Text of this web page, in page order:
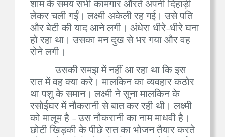
शाम के समय सभी कामगार औरते अपनी दिहाड़ी
लेकर चली गईं। लक्ष्मी अकेली रह गई। उसे पति
और बेटी की याद आने लगी। अंधेरा धीरे-धीरे घना
हो रहा था। उसका मन दुख से भर गया और वह
रोने लगी।
उसकी समझ में नहीं आ रहा था कि इस
रात में वह क्या करे। मालकिन का व्यवहार कठोर
था पशु के समान। लक्ष्मी ने सुना मालकिन के
रसोईघर में नौकरानी से बात कर रही थी। लक्ष्मी
को मालूम है - उस नौकरानी का नाम माधवी है।
छोटी खिड़की के पीछे रात का भोजन तैयार करते